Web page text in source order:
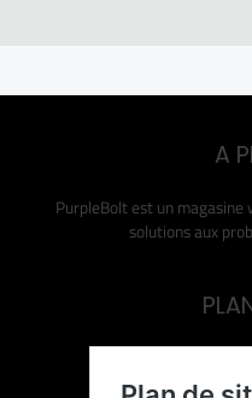
A
PurpleBolt est un
solutions aux